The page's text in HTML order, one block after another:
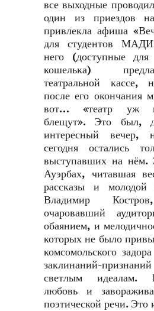
все выходные
один из приездов
привлекла афиша
для студентов
него (доступные для
кошелька)
театральной кассе,
после его окончания
вот… «театр уж
блещут». Это был,
интересный
сегодня остались
выступавших на нём.
Ауэрбах, читавшая
рассказы и молодой
Владимир
очаровавший
обаянием, и
которых не было
комсомольского
заклинаний-
светлым идеалам.
любовь и
поэтической речи. Это